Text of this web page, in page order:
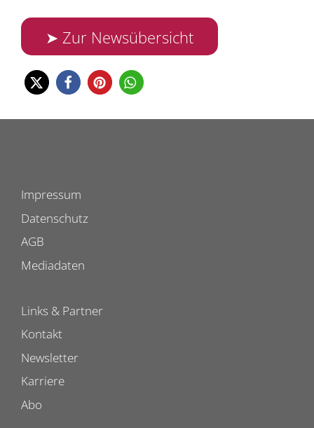
➤ Zur Newsübersicht
Impressum
Datenschutz
AGB
Mediadaten
Links & Partner
Kontakt
Newsletter
Karriere
Abo